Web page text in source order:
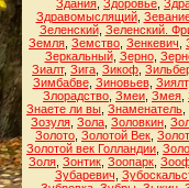
Здания Здоровье
Здравомыслящий,
Зеленский, Зеленский.
Земля Земство Зенкевич
Зеркальный, Зерно,
Зиалт, Зига Зикоф
Зимбабве, Зиновьев, Зиялт,
Злорадство Змеи Змея
Знаете ли вы Знаменатель
Зозуля Зола Золовкин
Золото Золотой Век
Золотой век Голландии
Золя Зонтик Зоопарк
Зубаревич